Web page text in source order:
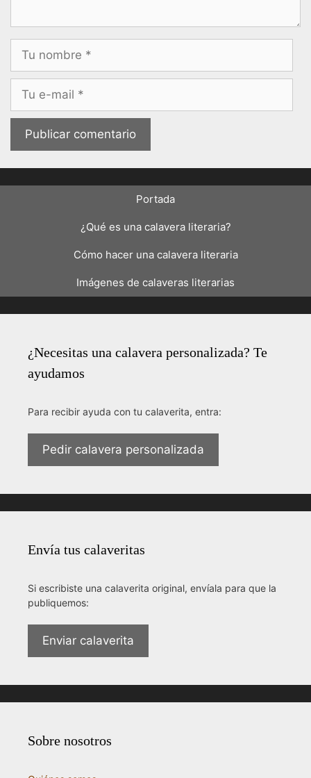
Nombre
Correo
Portada
¿Qué es una calavera literaria?
Cómo hacer una calavera literaria
Imágenes de calaveras literarias
¿Necesitas una calavera personalizada? Te
ayudamos
Para recibir ayuda con tu calaverita, entra:
Pedir calavera personalizada
Envía tus calaveritas
Si escribiste una calaverita original, envíala para que la
publiquemos:
Enviar calaverita
Sobre nosotros